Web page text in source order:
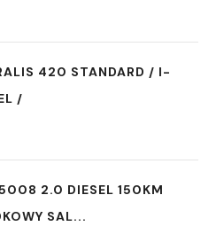
420 STANDARD / I-
/
2.0 DIESEL 150KM
SAL...